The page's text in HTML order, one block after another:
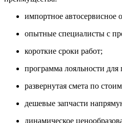
импортное автосервисное
опытные специалисты с
короткие сроки работ;
программа лояльности
развернутая смета по
дешевые запчасти
динамическое